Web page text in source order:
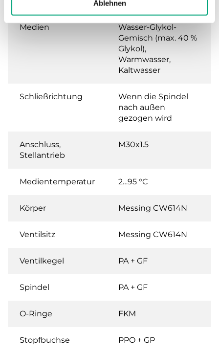
Ablehnen
Medien
Wasser-Glykol-
Gemisch (max. 40 %
Glykol),
Warmwasser,
Kaltwasser
Schließrichtung
Wenn die Spindel
nach außen
gezogen wird
Anschluss,
Stellantrieb
M30x1.5
Medientemperatur 2…95 °C
Körper Messing CW614N
Ventilsitz Messing CW614N
Ventilkegel PA + GF
Spindel PA + GF
O-Ringe FKM
Stopfbuchse PPO + GP